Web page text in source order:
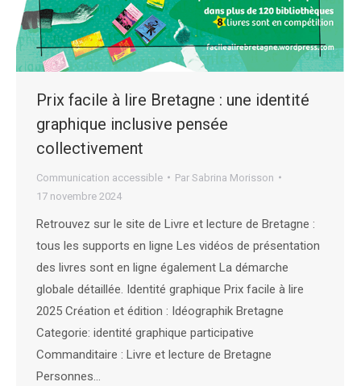
Prix facile à lire Bretagne : une identité
graphique inclusive pensée
collectivement
Communication accessible Par Sabrina Morisson
17 novembre 2024
Retrouvez sur le site de Livre et lecture de Bretagne :
tous les supports en ligne Les vidéos de présentation
des livres sont en ligne également La démarche
globale détaillée. Identité graphique Prix facile à lire
2025 Création et édition : Idéographik Bretagne
Categorie: identité graphique participative
Commanditaire : Livre et lecture de Bretagne
Personnes…